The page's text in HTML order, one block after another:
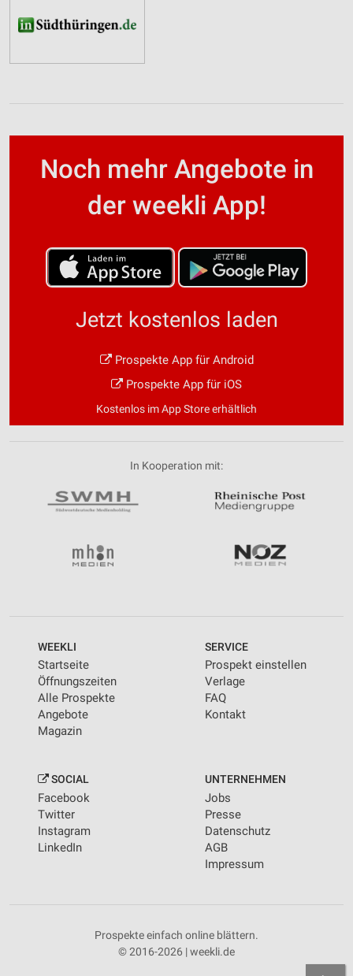
Noch mehr Angebote in
der weekli App!
Jetzt kostenlos laden
Prospekte App für Android
Prospekte App für iOS
Kostenlos im App Store erhältlich
In Kooperation mit:
WEEKLI
Startseite
Öffnungszeiten
Alle Prospekte
Angebote
Magazin
SERVICE
Prospekt einstellen
Verlage
FAQ
Kontakt
SOCIAL
Facebook
Twitter
Instagram
LinkedIn
UNTERNEHMEN
Jobs
Presse
Datenschutz
AGB
Impressum
Prospekte einfach online blättern.
© 2016-2026 | weekli.de